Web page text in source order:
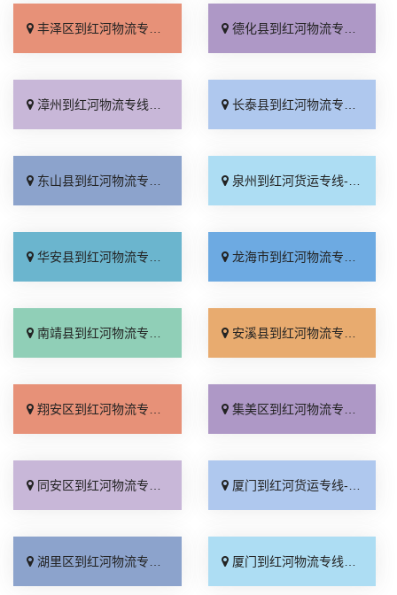
丰泽区到红河物流专线_高效快运「快运有保障」 德化县到红河物流专线_高效运输「计费标准」
漳州到红河物流专线_托运放心「限时必达」 长泰县到红河物流专线_怎么收费「快运直达」
东山县到红河物流专线_多久时间「托运省心」 泉州到红河货运专线-泉州到红河物流公司_托运省心「上门提货」
华安县到红河物流专线_高速快运「费用多少」 龙海市到红河物流专线_运价查询「专线查询」
南靖县到红河物流专线_损坏理赔「快运有保障」 安溪县到红河物流专线_直达不中转「全境派送」
翔安区到红河物流专线_服务周到「不随意加价」 集美区到红河物流专线_送货上门「专线快运」
同安区到红河物流专线_实时跟踪 「定点发车」 厦门到红河货运专线-厦门到红河物流公司_价格透明「多年经验」
湖里区到红河物流专线_高效快运「天天发车」 厦门到红河物流专线_整车配货「全程无虑」